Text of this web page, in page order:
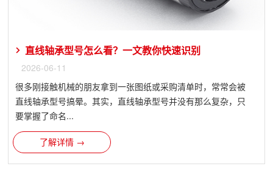
直线轴承型号怎么看？一文教你快速识别
2026-06-11
很多刚接触机械的朋友拿到一张图纸或采购清单时，常常会被
直线轴承型号搞晕。其实，直线轴承型号并没有那么复杂，只
要掌握了命名...
了解详情 →